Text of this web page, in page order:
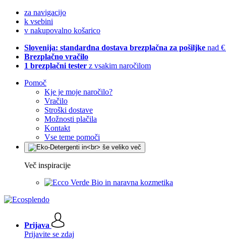
za navigacijo
k vsebini
v nakupovalno košarico
Slovenija: standardna dostava brezplačna za pošiljke nad
Brezplačno vračilo
1 brezplačni tester z vsakim naročilom
Pomoč
Kje je moje naročilo?
Vračilo
Stroški dostave
Možnosti plačila
Kontakt
Vse teme pomoči
Več inspiracije
Bio in naravna kozmetika
Prijava
Prijavite se zdaj